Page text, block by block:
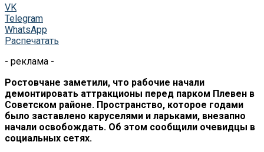
VK
Telegram
WhatsApp
Распечатать
- реклама -
Ростовчане заметили, что рабочие начали
демонтировать аттракционы перед парком Плевен в
Советском районе. Пространство, которое годами
было заставлено каруселями и ларьками, внезапно
начали освобождать. Об этом сообщили очевидцы в
социальных сетях.